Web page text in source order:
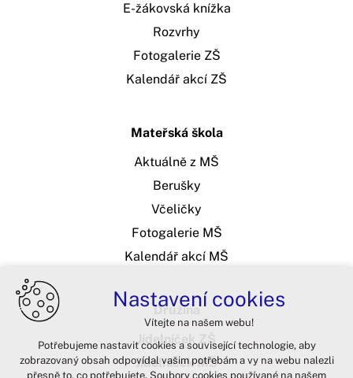
E-žákovská knížka
Rozvrhy
Fotogalerie ZŠ
Kalendář akcí ZŠ
Mateřská škola
Aktuálně z MŠ
Berušky
Včeličky
Fotogalerie MŠ
Kalendář akcí MŠ
Družina
Jídelníček ZŠ
Jídelníček MŠ
Nastavení cookies
Vítejte na našem webu!
Potřebujeme nastavit cookies a související technologie, aby
zobrazovaný obsah odpovídal vašim potřebám a vy na webu nalezli
přesně to, co potřebujete. Soubory cookies používané na našem